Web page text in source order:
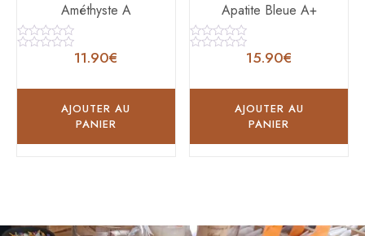
Améthyste A
Note
5
11.90€
AJOUTER AU
PANIER
Apatite Bleue A+
Note
5
15.90€
AJOUTER AU
PANIER